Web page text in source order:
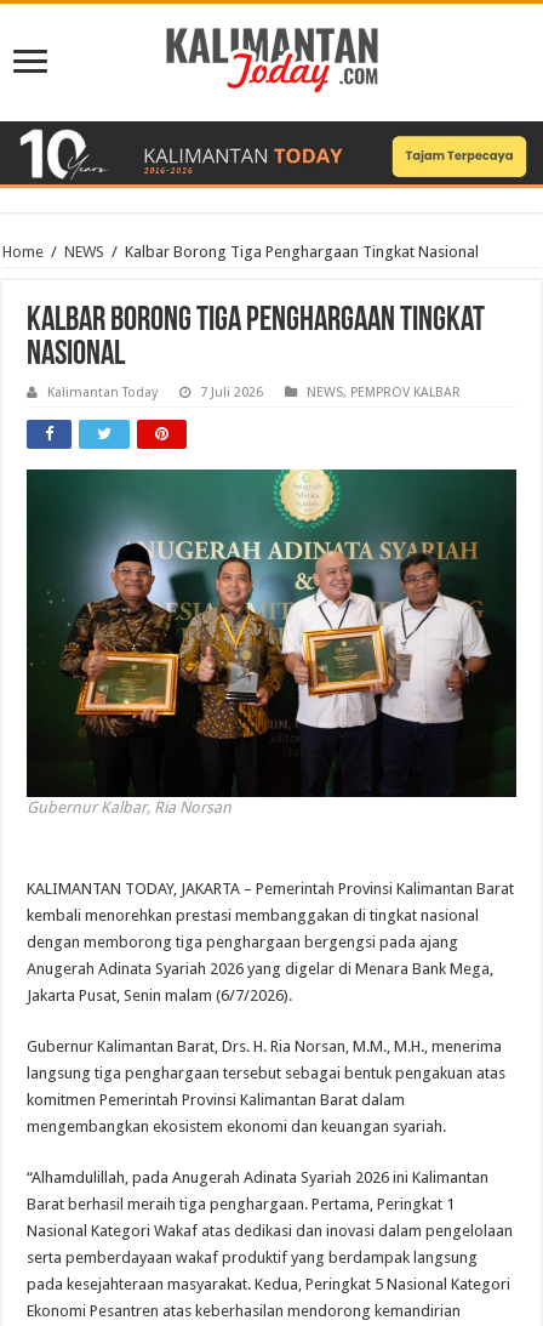
Home / NEWS / Kalbar Borong Tiga Penghargaan Tingkat Nasional
Kalbar Borong Tiga Penghargaan Tingkat
Nasional
Kalimantan Today 7 Juli 2026 NEWS, PEMPROV KALBAR
Gubernur Kalbar, Ria Norsan
KALIMANTAN TODAY, JAKARTA – Pemerintah Provinsi Kalimantan Barat
kembali menorehkan prestasi membanggakan di tingkat nasional
dengan memborong tiga penghargaan bergengsi pada ajang
Anugerah Adinata Syariah 2026 yang digelar di Menara Bank Mega,
Jakarta Pusat, Senin malam (6/7/2026).
Gubernur Kalimantan Barat, Drs. H. Ria Norsan, M.M., M.H., menerima
langsung tiga penghargaan tersebut sebagai bentuk pengakuan atas
komitmen Pemerintah Provinsi Kalimantan Barat dalam
mengembangkan ekosistem ekonomi dan keuangan syariah.
“Alhamdulillah, pada Anugerah Adinata Syariah 2026 ini Kalimantan
Barat berhasil meraih tiga penghargaan. Pertama, Peringkat 1
Nasional Kategori Wakaf atas dedikasi dan inovasi dalam pengelolaan
serta pemberdayaan wakaf produktif yang berdampak langsung
pada kesejahteraan masyarakat. Kedua, Peringkat 5 Nasional Kategori
Ekonomi Pesantren atas keberhasilan mendorong kemandirian